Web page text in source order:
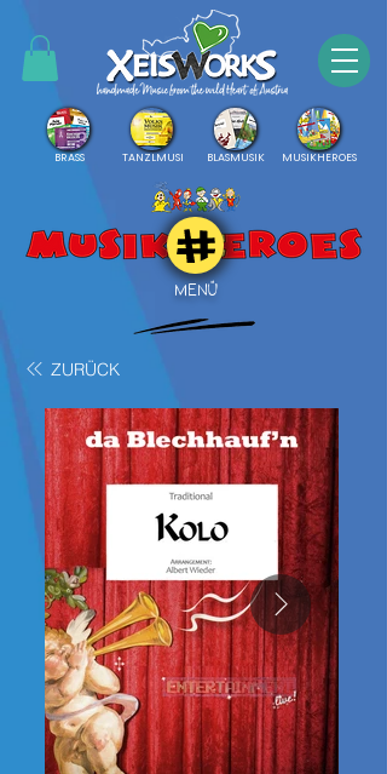
BRASS TANZLMUSI BLASMUSIK MUSIKHEROES
MENÜ
ZURÜCK